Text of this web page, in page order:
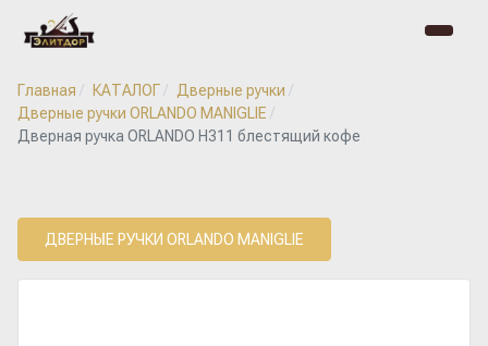
Главная КАТАЛОГ
Дверные ручки
Дверные ручки ORLANDO MANIGLIE
Дверная ручка ORLANDO H311 блестящий кофе
ДВЕРНЫЕ РУЧКИ ORLANDO MANIGLIE